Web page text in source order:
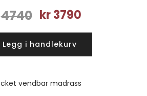
4740
Opprinnelig
var:
kr4740.
kr 3790Nåværende
kr3790.
Legg i handlekurv